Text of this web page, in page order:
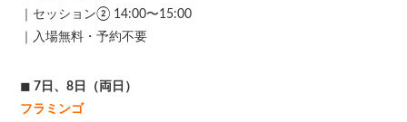
｜セッション② 14:00〜15:00
｜入場無料・予約不要
◼ 7日、8日（両日）
フラミンゴ